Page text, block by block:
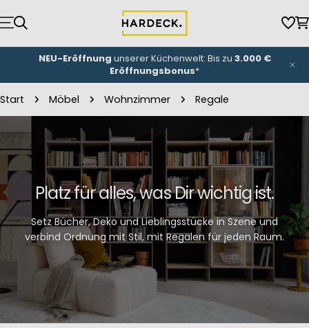
Inhalt
springen
NEU-Eröffnung unserer Küchenwelt: Bis zu 3.000 €
Eröffnungsbonus*
Start Möbel Wohnzimmer Regale
Platz für alles, was Dir wichtig ist.
Setz Bücher, Deko und Lieblingsstücke in Szene und
verbind Ordnung mit Stil, mit Regalen für jeden Raum.